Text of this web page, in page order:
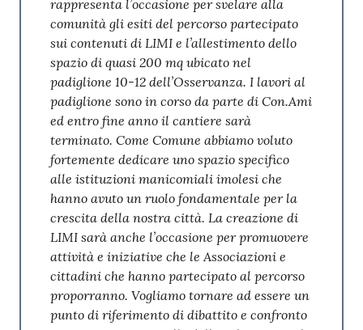
rappresenta l’occasione per svelare alla
comunità gli esiti del percorso partecipato
sui contenuti di LIMI e l’allestimento dello
spazio di quasi 200 mq ubicato nel
padiglione 10-12 dell’Osservanza. I lavori al
padiglione sono in corso da parte di Con.Ami
ed entro fine anno il cantiere sarà
terminato. Come Comune abbiamo voluto
fortemente dedicare uno spazio specifico
alle istituzioni manicomiali imolesi che
hanno avuto un ruolo fondamentale per la
crescita della nostra città. La creazione di
LIMI sarà anche l’occasione per promuovere
attività e iniziative che le Associazioni e
cittadini che hanno partecipato al percorso
proporranno. Vogliamo tornare ad essere un
punto di riferimento di dibattito e confronto